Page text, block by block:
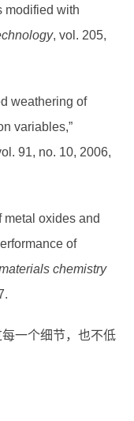
modified with
, vol. 205,
weathering of
variables,”
91, no. 10, 2006,
metal oxides and
of
chemistry
一个细节，也不低